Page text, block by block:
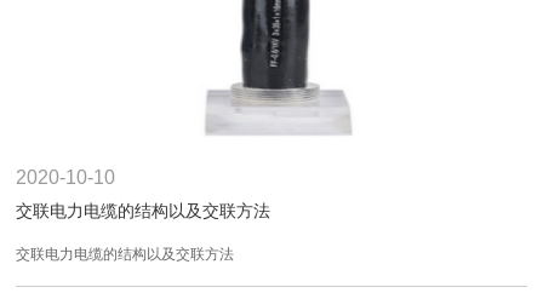
2020-10-10
交联电力电缆​的结构以及交联方法
交联电力电缆​的结构以及交联方法